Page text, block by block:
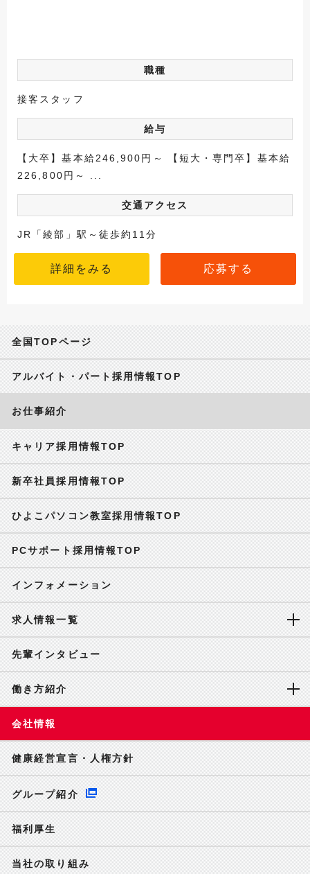
職種
接客スタッフ
給与
【大卒】基本給246,900円～ 【短大・専門卒】基本給
226,800円～ ...
交通アクセス
JR「綾部」駅～徒歩約11分
詳細をみる 応募する
全国TOPページ
アルバイト・パート採用情報TOP
お仕事紹介
キャリア採用情報TOP
新卒社員採用情報TOP
ひよこパソコン教室採用情報TOP
PCサポート採用情報TOP
インフォメーション
求人情報一覧
先輩インタビュー
働き方紹介
会社情報
健康経営宣言・人権方針
グループ紹介
福利厚生
当社の取り組み